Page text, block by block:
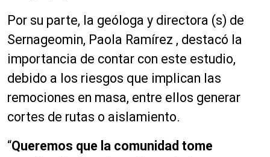
Por su parte, la geóloga y directora (s) de
Sernageomin, Paola Ramírez , destacó la
importancia de contar con este estudio,
debido a los riesgos que implican las
remociones en masa, entre ellos generar
cortes de rutas o aislamiento.
“Queremos que la comunidad tome